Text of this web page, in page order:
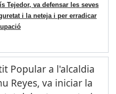
Tejedor, va defensar les seves
i la neteja i per erradicar